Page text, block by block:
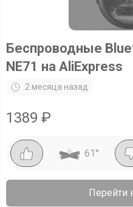
Беспроводные
NE71 на AliExpress
2 месяца назад
1389 ₽
61 °
Перейти